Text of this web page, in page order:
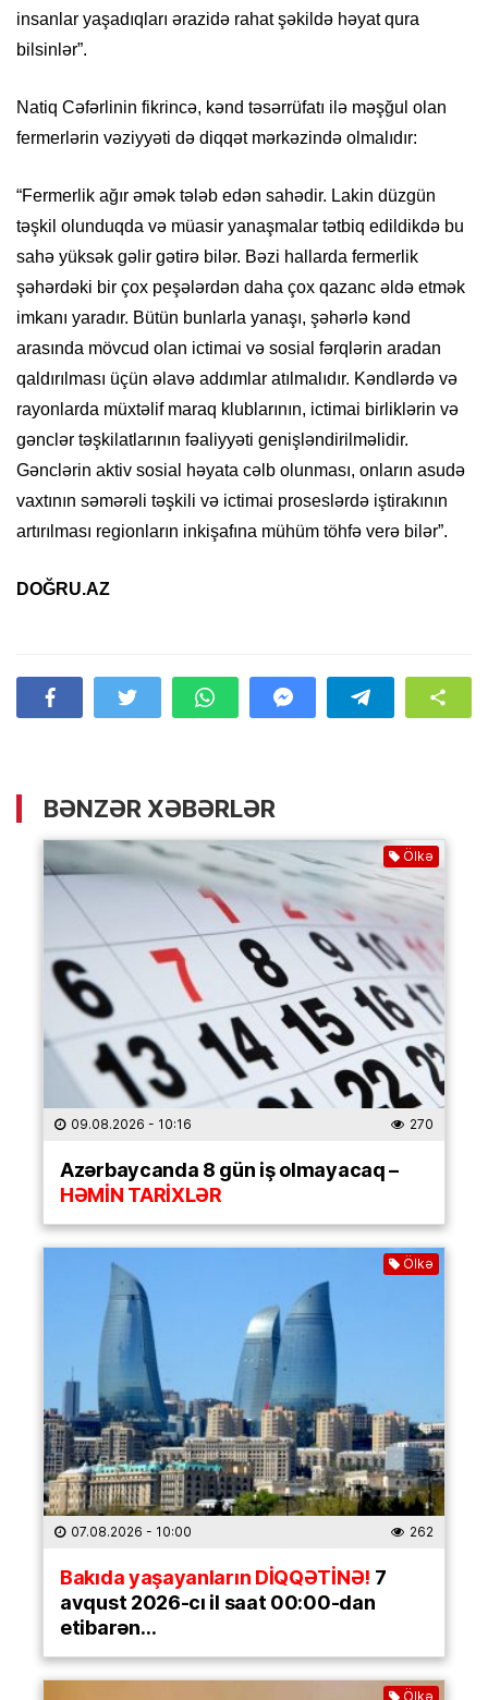
insanlar yaşadıqları ərazidə rahat şəkildə həyat qura
bilsinlər”.
Natiq Cəfərlinin fikrincə, kənd təsərrüfatı ilə məşğul olan
fermerlərin vəziyyəti də diqqət mərkəzində olmalıdır:
“Fermerlik ağır əmək tələb edən sahədir. Lakin düzgün
təşkil olunduqda və müasir yanaşmalar tətbiq edildikdə bu
sahə yüksək gəlir gətirə bilər. Bəzi hallarda fermerlik
şəhərdəki bir çox peşələrdən daha çox qazanc əldə etmək
imkanı yaradır. Bütün bunlarla yanaşı, şəhərlə kənd
arasında mövcud olan ictimai və sosial fərqlərin aradan
qaldırılması üçün əlavə addımlar atılmalıdır. Kəndlərdə və
rayonlarda müxtəlif maraq klublarının, ictimai birliklərin və
gənclər təşkilatlarının fəaliyyəti genişləndirilməlidir.
Gənclərin aktiv sosial həyata cəlb olunması, onların asudə
vaxtının səmərəli təşkili və ictimai proseslərdə iştirakının
artırılması regionların inkişafına mühüm töhfə verə bilər”.
DOĞRU.AZ
BƏNZƏR XƏBƏRLƏR
Ölkə
09.08.2026 - 10:16 270
Azərbaycanda 8 gün iş olmayacaq –
HƏMİN TARİXLƏR
Ölkə
07.08.2026 - 10:00 262
Bakıda yaşayanların DİQQƏTİNƏ! 7
avqust 2026-cı il saat 00:00-dan
etibarən…